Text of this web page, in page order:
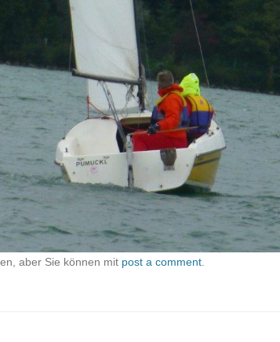
aber Sie können mit post a comment